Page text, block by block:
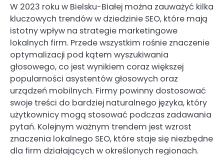
W 2023 roku w Bielsku-Białej można zauważyć kilka
kluczowych trendów w dziedzinie SEO, które mają
istotny wpływ na strategie marketingowe
lokalnych firm. Przede wszystkim rośnie znaczenie
optymalizacji pod kątem wyszukiwania
głosowego, co jest wynikiem coraz większej
popularności asystentów głosowych oraz
urządzeń mobilnych. Firmy powinny dostosować
swoje treści do bardziej naturalnego języka, który
użytkownicy mogą stosować podczas zadawania
pytań. Kolejnym ważnym trendem jest wzrost
znaczenia lokalnego SEO, które staje się niezbędne
dla firm działających w określonych regionach.